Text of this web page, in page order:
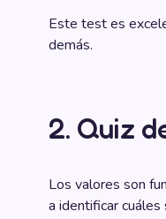
Este test es
demás.
2. Quiz
Los valores son
a identificar